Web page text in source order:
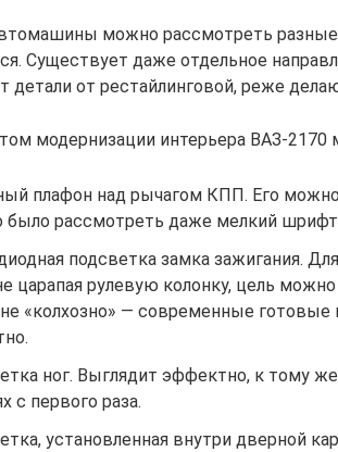
можно рассмотреть
Существует даже отдельное
детали от рестайлинговой, реже
модернизации интерьера ВАЗ-2170
плафон над рычагом КПП. Его
рассмотреть даже мелкий шрифт
подсветка замка зажигания.
царапая рулевую колонку, цель
«колхозно» — современные
ног. Выглядит эффектно, к тому
с первого раза.
установленная внутри дверной